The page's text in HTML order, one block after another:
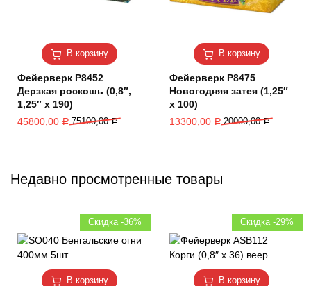
В корзину
Фейерверк Р8452
Дерзкая роскошь (0,8″,
1,25″ х 190)
75100,00Р
45800,00 Р
В корзину
Фейерверк Р8475
Новогодняя затея (1,25″
х 100)
20000,00Р
13300,00 Р
Недавно просмотренные товары
В корзину
Скидка -36%
В корзину
Скидка -29%